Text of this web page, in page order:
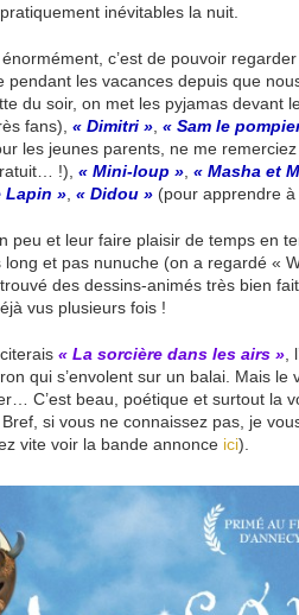
inévitables la nuit.
c’est de pouvoir regarder
pendant les vacances depuis que
du soir, on met les pyjamas devant
fans), « Dimitri » « Sam le
les jeunes parents, ne me
!), « Mini-loup » « Masha et
Lapin » « Didou » (pour apprendre
peu et leur faire plaisir de temps en
et pas nunuche (on a regardé «
trouvé des dessins-animés très bien
vus plusieurs fois !
« La sorcière dans les airs »
qui s’envolent sur un balai. Mais
C’est beau, poétique et surtout la
si vous ne connaissez pas, je
vite voir la bande annonce ici).